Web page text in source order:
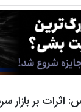
بر بازار